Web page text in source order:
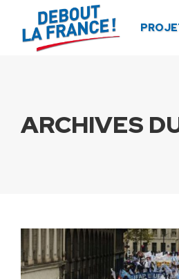
ARCHIVES
Panneau de gestion des cookies